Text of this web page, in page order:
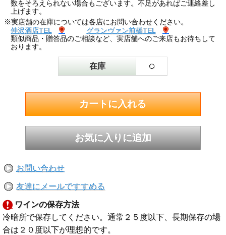
数をそろえられない場合もございます。不足があればご連絡差し
上げます。
※実店舗の在庫については各店にお問い合わせください。
仲沢酒店TEL
グランヴァン前橋TEL
類似商品・贈答品のご相談など、実店舗へのご来店もお待ちして
おります。
在庫 ○
お問い合わせ
友達にメールですすめる
ワインの保存方法
冷暗所で保存してください。通常２５度以下、長期保存の場
合は２０度以下が理想的です。